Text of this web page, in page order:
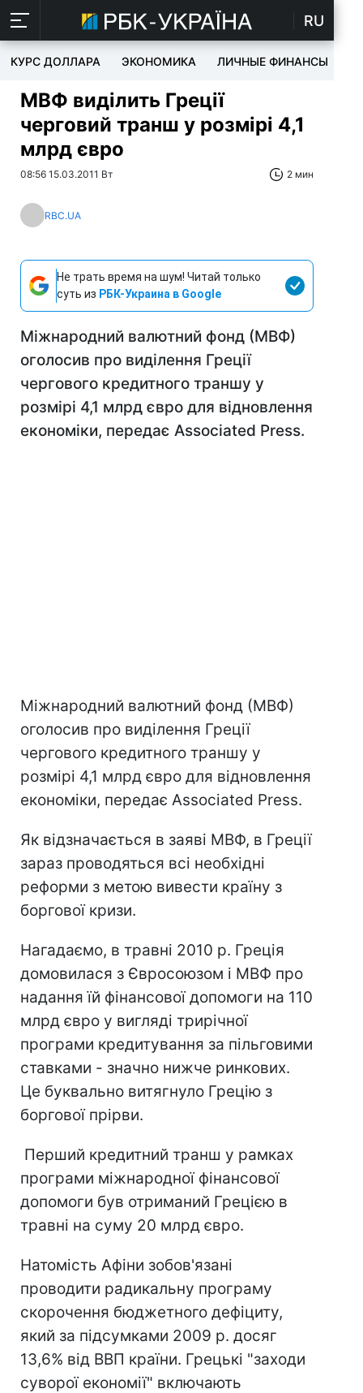
RU
КУРС ДОЛЛАРА ЭКОНОМИКА ЛИЧНЫЕ ФИНАНСЫ
МВФ виділить Греції
черговий транш у розмірі 4,1
млрд євро
08:56 15.03.2011 Вт 2 мин
RBC.UA
Не трать время на шум! Читай только
суть из РБК-Украина в Google
Міжнародний валютний фонд (МВФ)
оголосив про виділення Греції
чергового кредитного траншу у
розмірі 4,1 млрд євро для відновлення
економіки, передає Associated Press.
Міжнародний валютний фонд (МВФ)
оголосив про виділення Греції
чергового кредитного траншу у
розмірі 4,1 млрд євро для відновлення
економіки, передає Associated Press.
Як відзначається в заяві МВФ, в Греції
зараз проводяться всі необхідні
реформи з метою вивести країну з
боргової кризи.
Нагадаємо, в травні 2010 р. Греція
домовилася з Євросоюзом і МВФ про
надання їй фінансової допомоги на 110
млрд євро у вигляді трирічної
програми кредитування за пільговими
ставками - значно нижче ринкових.
Це буквально витягнуло Грецію з
боргової прірви.
Перший кредитний транш у рамках
програми міжнародної фінансової
допомоги був отриманий Грецією в
травні на суму 20 млрд євро.
Натомість Афіни зобов'язані
проводити радикальну програму
скорочення бюджетного дефіциту,
який за підсумками 2009 р. досяг
13,6% від ВВП країни. Грецькі "заходи
суворої економії" включають